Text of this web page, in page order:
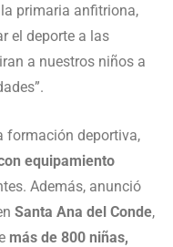
primaria anfitriona,
el deporte a las
a nuestros niños a
formación deportiva,
equipamiento
Además, anunció
Santa Ana del Conde,
más de 800 niñas,